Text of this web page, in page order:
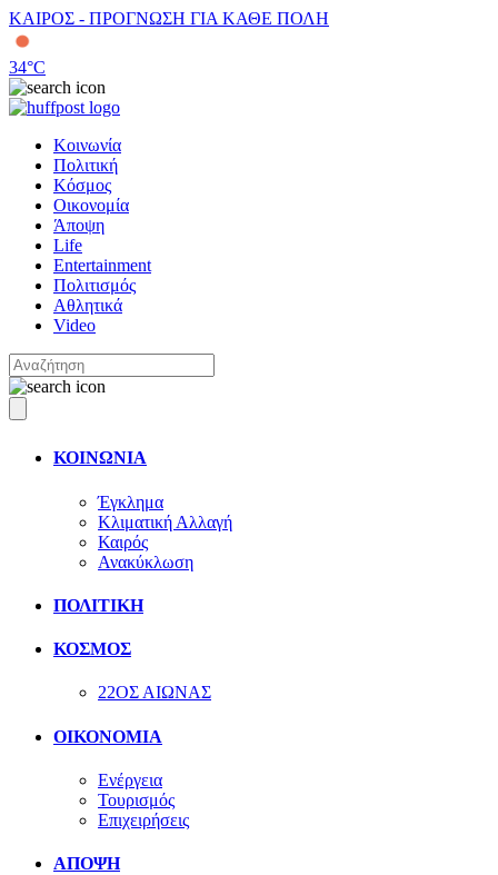
ΚΑΙΡΟΣ - ΠΡΟΓΝΩΣΗ ΓΙΑ ΚΑΘΕ ΠΟΛΗ
34°C
Κοινωνία
Πολιτική
Κόσμος
Οικονομία
Άποψη
Life
Entertainment
Πολιτισμός
Αθλητικά
Video
ΚΟΙΝΩΝΙΑ
Έγκλημα
Κλιματική Αλλαγή
Καιρός
Ανακύκλωση
ΠΟΛΙΤΙΚΗ
ΚΟΣΜΟΣ
22ΟΣ ΑΙΩΝΑΣ
ΟΙΚΟΝΟΜΙΑ
Ενέργεια
Τουρισμός
Επιχειρήσεις
ΑΠΟΨΗ